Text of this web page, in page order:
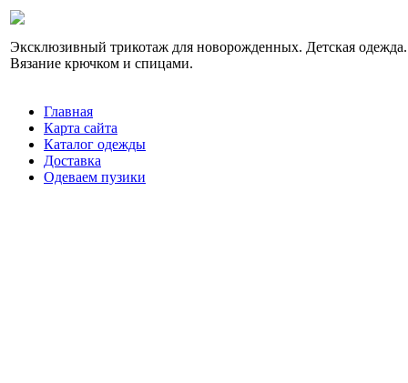
Эксклюзивный трикотаж для новорожденных. Детская одежда.
Вязание крючком и спицами.
Главная
Карта сайта
Каталог одежды
Доставка
Одеваем пузики